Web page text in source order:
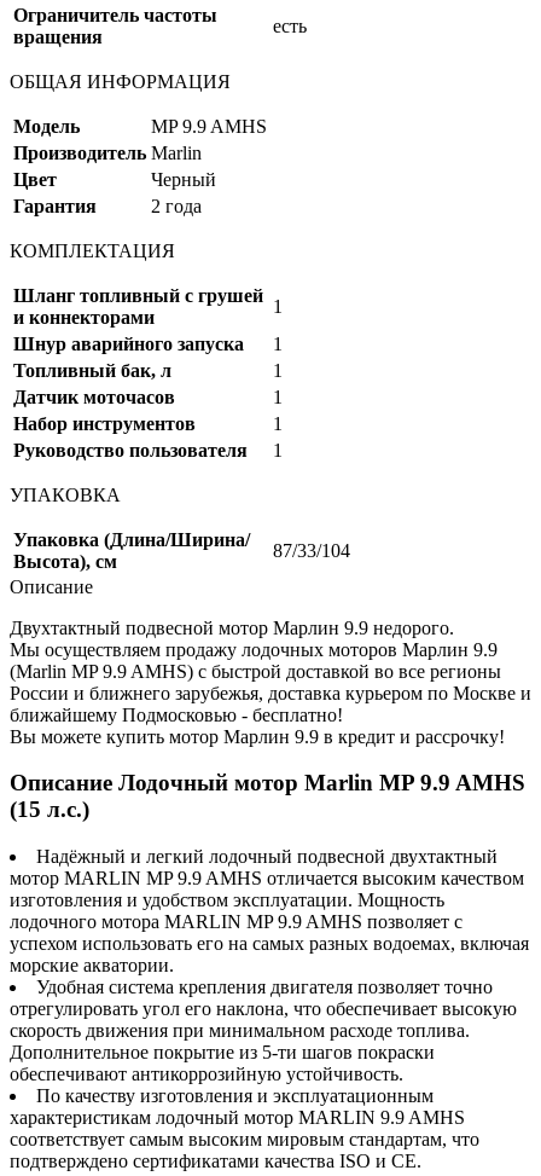
Ограничитель частоты
вращения
есть
ОБЩАЯ ИНФОРМАЦИЯ
Модель
MP 9.9 AMHS
Производитель Marlin
Цвет
Черный
Гарантия
2 года
КОМПЛЕКТАЦИЯ
Шланг топливный с грушей
и коннекторами
1
Шнур аварийного запуска
1
Топливный бак, л
1
Датчик моточасов
1
Набор инструментов
1
Руководство пользователя
1
УПАКОВКА
Упаковка (Длина/Ширина/
Высота), см
87/33/104
Описание
Двухтактный подвесной мотор Марлин 9.9 недорого.
Мы осуществляем продажу лодочных моторов Марлин 9.9
(Marlin MP 9.9 AMHS) с быстрой доставкой во все регионы
России и ближнего зарубежья, доставка курьером по Москве и
ближайшему Подмосковью - бесплатно!
Вы можете купить мотор Марлин 9.9 в кредит и рассрочку!
Описание Лодочный мотор Marlin MP 9.9 AMHS
(15 л.с.)
Надёжный и легкий лодочный подвесной двухтактный
мотор MARLIN MP 9.9 AMHS отличается высоким качеством
изготовления и удобством эксплуатации. Мощность
лодочного мотора MARLIN MP 9.9 AMHS позволяет с
успехом использовать его на самых разных водоемах, включая
морские акватории.
Удобная система крепления двигателя позволяет точно
отрегулировать угол его наклона, что обеспечивает высокую
скорость движения при минимальном расходе топлива.
Дополнительное покрытие из 5-ти шагов покраски
обеспечивают антикоррозийную устойчивость.
По качеству изготовления и эксплуатационным
характеристикам лодочный мотор MARLIN 9.9 AMHS
соответствует самым высоким мировым стандартам, что
подтверждено сертификатами качества ISO и CE.